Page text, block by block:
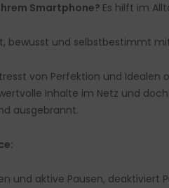
Smartphone? Es hilft im
bewusst und selbstbestimmt
von Perfektion und
Inhalte im Netz und
ausgebrannt.
und aktive Pausen, deaktiviert